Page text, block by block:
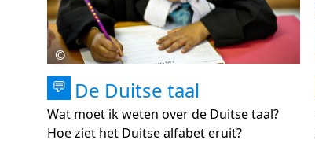
©
💬 De Duitse taal
Wat moet ik weten over de Duitse taal?
Hoe ziet het Duitse alfabet eruit?